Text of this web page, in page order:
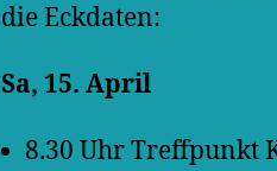
die Eckdaten:
Sa, 15. April
8.30 Uhr Treffpunkt